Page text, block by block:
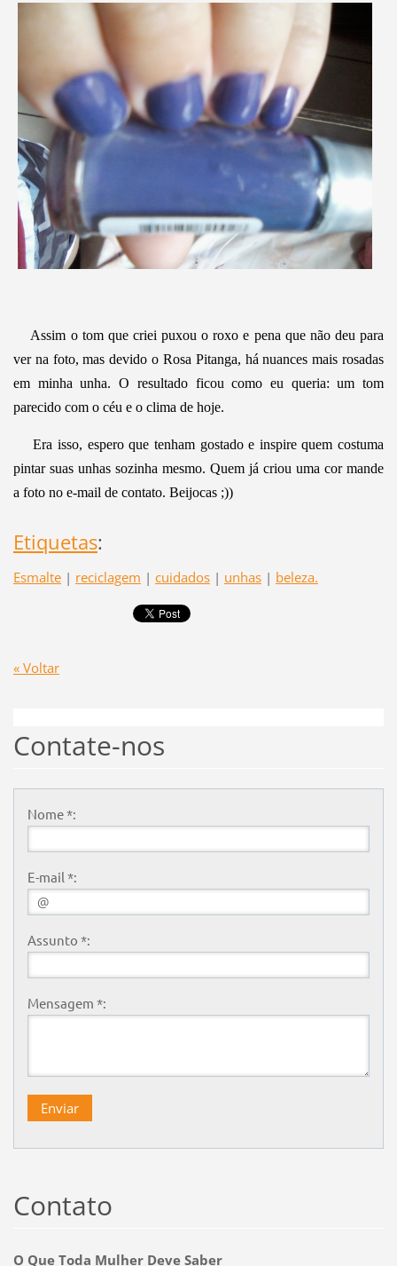
Assim o tom que criei puxou o roxo e pena que não deu para
ver na foto, mas devido o Rosa Pitanga, há nuances mais rosadas
em minha unha. O resultado ficou como eu queria: um tom
parecido com o céu e o clima de hoje.
Era isso, espero que tenham gostado e inspire quem costuma
pintar suas unhas sozinha mesmo. Quem já criou uma cor mande
a foto no e-mail de contato. Beijocas ;))
Etiquetas:
Esmalte | reciclagem | cuidados | unhas | beleza.
« Voltar
Contate-nos
Nome *:
E-mail *:
Assunto *:
Mensagem *:
Contato
O Que Toda Mulher Deve Saber